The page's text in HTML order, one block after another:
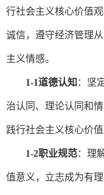
行社会主义核心价值
诚信，遵守经济管理
主义情感。
1-1道德认知 ： 坚
治认同、理论认同和
践行社会主义核心价值
1-2职业规范： 理
值意义，立志成为有